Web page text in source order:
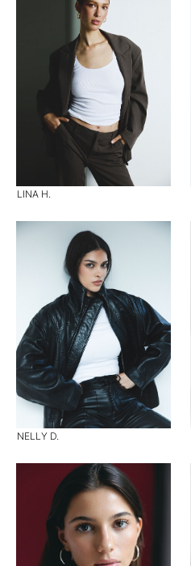
LINA H.
NELLY D.